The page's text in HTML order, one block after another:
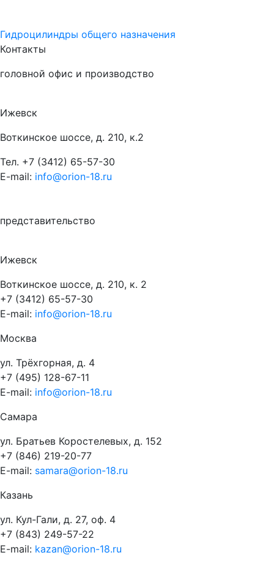
Гидроцилиндры общего назначения
Контакты
головной офис и производство
Ижевск
Воткинское шоссе, д. 210, к.2
Тел. +7 (3412) 65-57-30
E-mail: info@orion-18.ru
представительство
Ижевск
Воткинское шоссе, д. 210, к. 2
+7 (3412) 65-57-30
E-mail: info@orion-18.ru
Москва
ул. Трёхгорная, д. 4
+7 (495) 128-67-11
E-mail: info@orion-18.ru
Самара
ул. Братьев Коростелевых, д. 152
+7 (846) 219-20-77
E-mail: samara@orion-18.ru
Казань
ул. Кул-Гали, д. 27, оф. 4
+7 (843) 249-57-22
E-mail: kazan@orion-18.ru